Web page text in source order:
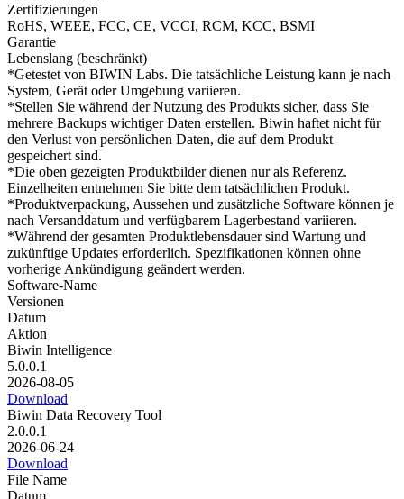
Zertifizierungen
RoHS, WEEE, FCC, CE, VCCI, RCM, KCC, BSMI
Garantie
Lebenslang (beschränkt)
*Getestet von BIWIN Labs. Die tatsächliche Leistung kann je nach
System, Gerät oder Umgebung variieren.
*Stellen Sie während der Nutzung des Produkts sicher, dass Sie
mehrere Backups wichtiger Daten erstellen. Biwin haftet nicht für
den Verlust von persönlichen Daten, die auf dem Produkt
gespeichert sind.
*Die oben gezeigten Produktbilder dienen nur als Referenz.
Einzelheiten entnehmen Sie bitte dem tatsächlichen Produkt.
*Produktverpackung, Aussehen und zusätzliche Software können je
nach Versanddatum und verfügbarem Lagerbestand variieren.
*Während der gesamten Produktlebensdauer sind Wartung und
zukünftige Updates erforderlich. Spezifikationen können ohne
vorherige Ankündigung geändert werden.
Software‑Name
Versionen
Datum
Aktion
Biwin Intelligence
5.0.0.1
2026-08-05
Download
Biwin Data Recovery Tool
2.0.0.1
2026-06-24
Download
File Name
Datum